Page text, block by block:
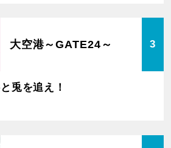
大空港～GATE24～ 3
兎を追え！